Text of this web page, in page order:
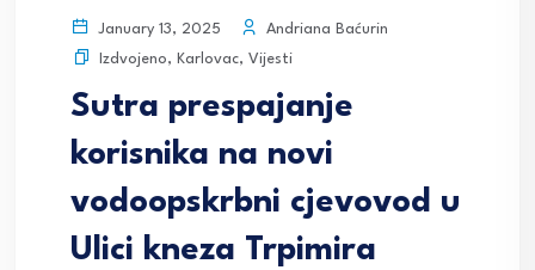
January 13, 2025
Andriana Baćurin
Izdvojeno, Karlovac, Vijesti
Sutra prespajanje
korisnika na novi
vodoopskrbni cjevovod u
Ulici kneza Trpimira